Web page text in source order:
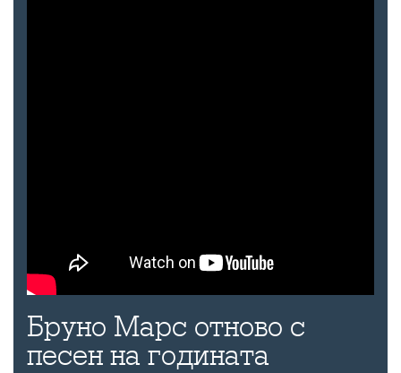
Бруно Марс отново с
песен на годината